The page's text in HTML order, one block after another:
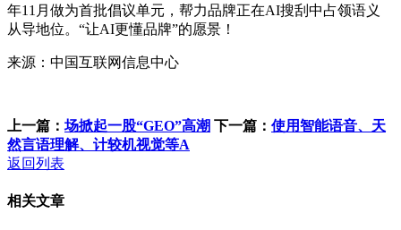
年11月做为首批倡议单元，帮力品牌正在AI搜刮中占领语义
从导地位。“让AI更懂品牌”的愿景！
来源：中国互联网信息中心
上一篇： 场掀起一股“GEO”高潮 下一篇： 使用智能语音、天
然言语理解、计较机视觉等A
返回列表
相关文章